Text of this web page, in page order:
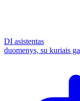
DI asistentas
duomenys, su kuriais